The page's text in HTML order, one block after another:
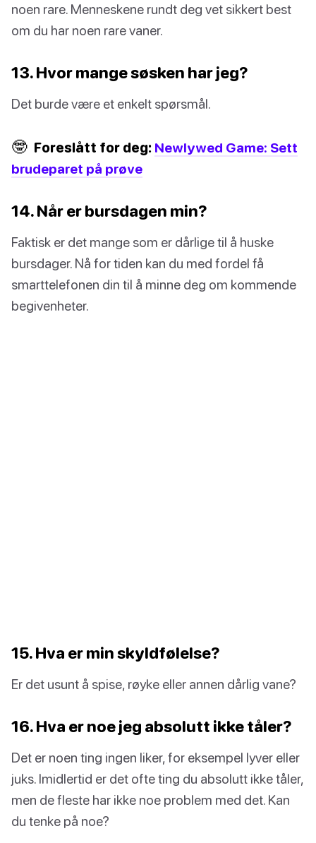
noen rare. Menneskene rundt deg vet sikkert best
om du har noen rare vaner.
13. Hvor mange søsken har jeg?
Det burde være et enkelt spørsmål.
🤓 Foreslått for deg: Newlywed Game: Sett
brudeparet på prøve
14. Når er bursdagen min?
Faktisk er det mange som er dårlige til å huske
bursdager. Nå for tiden kan du med fordel få
smarttelefonen din til å minne deg om kommende
begivenheter.
15. Hva er min skyldfølelse?
Er det usunt å spise, røyke eller annen dårlig vane?
16. Hva er noe jeg absolutt ikke tåler?
Det er noen ting ingen liker, for eksempel lyver eller
juks. Imidlertid er det ofte ting du absolutt ikke tåler,
men de fleste har ikke noe problem med det. Kan
du tenke på noe?